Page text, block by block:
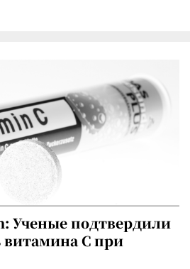
Ученые подтвердили
C при